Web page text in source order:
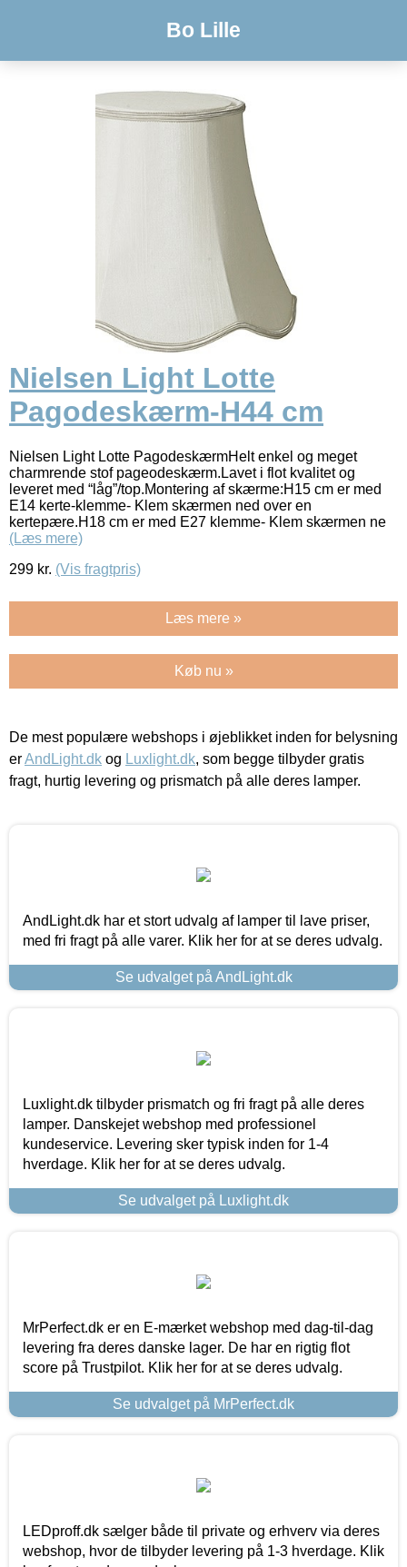
Bo Lille
Nielsen Light Lotte
Pagodeskærm-H44 cm
Nielsen Light Lotte PagodeskærmHelt enkel og meget
charmrende stof pageodeskærm.Lavet i flot kvalitet og
leveret med “låg”/top.Montering af skærme:H15 cm er med
E14 kerte-klemme- Klem skærmen ned over en
kertepære.H18 cm er med E27 klemme- Klem skærmen ne
(Læs mere)
299 kr. (Vis fragtpris)
Læs mere »
Køb nu »
De mest populære webshops i øjeblikket inden for belysning
erAndLight.dk og Luxlight.dk, som begge tilbyder gratis
fragt, hurtig levering og prismatch på alle deres lamper.
AndLight.dk har et stort udvalg af lamper til lave priser,
med fri fragt på alle varer. Klik her for at se deres udvalg.
Se udvalget på AndLight.dk
Luxlight.dk tilbyder prismatch og fri fragt på alle deres
lamper. Danskejet webshop med professionel
kundeservice. Levering sker typisk inden for 1-4
hverdage. Klik her for at se deres udvalg.
Se udvalget på Luxlight.dk
MrPerfect.dk er en E-mærket webshop med dag-til-dag
levering fra deres danske lager. De har en rigtig flot
score på Trustpilot. Klik her for at se deres udvalg.
Se udvalget på MrPerfect.dk
LEDproff.dk sælger både til private og erhverv via deres
webshop, hvor de tilbyder levering på 1-3 hverdage. Klik